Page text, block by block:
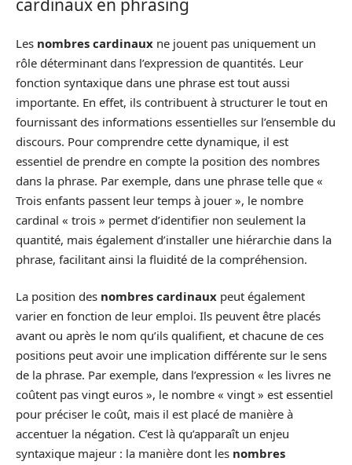
cardinaux en phrasing
Les nombres cardinaux ne jouent pas uniquement un
rôle déterminant dans l’expression de quantités. Leur
fonction syntaxique dans une phrase est tout aussi
importante. En effet, ils contribuent à structurer le tout en
fournissant des informations essentielles sur l’ensemble du
discours. Pour comprendre cette dynamique, il est
essentiel de prendre en compte la position des nombres
dans la phrase. Par exemple, dans une phrase telle que «
Trois enfants passent leur temps à jouer », le nombre
cardinal « trois » permet d’identifier non seulement la
quantité, mais également d’installer une hiérarchie dans la
phrase, facilitant ainsi la fluidité de la compréhension.
La position des nombres cardinaux peut également
varier en fonction de leur emploi. Ils peuvent être placés
avant ou après le nom qu’ils qualifient, et chacune de ces
positions peut avoir une implication différente sur le sens
de la phrase. Par exemple, dans l’expression « les livres ne
coûtent pas vingt euros », le nombre « vingt » est essentiel
pour préciser le coût, mais il est placé de manière à
accentuer la négation. C’est là qu’apparaît un enjeu
syntaxique majeur : la manière dont les nombres